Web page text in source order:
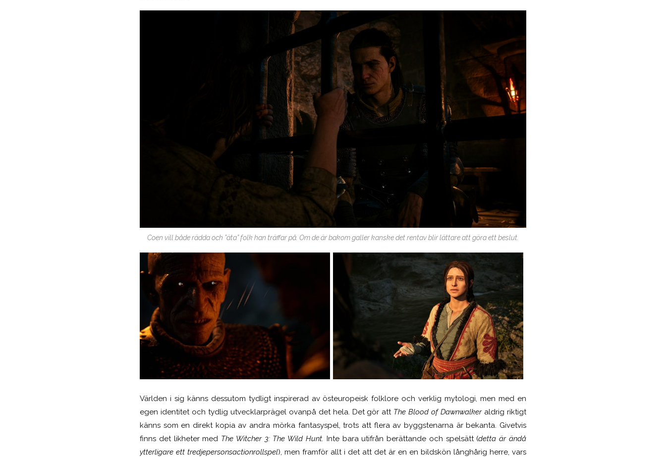
Coen vill både rädda och ”äta” folk han träffar på. Om de är bakom galler kanske det rentav blir lättare att göra ett beslut.
Världen i sig känns dessutom tydligt inspirerad av östeuropeisk folklore och verklig mytologi, men med en
egen identitet och tydlig utvecklarprägel ovanpå det hela. Det gör att The Blood of Dawnwalkeraldrig riktigt
känns som en direkt kopia av andra mörka fantasyspel, trots att flera av byggstenarna är bekanta. Givetvis
finns det likheter med The Witcher 3: The Wild Hunt. Inte bara utifrån berättande och spelsätt (detta är ändå
ytterligare ett tredjepersonsactionrollspel), men framför allt i det att det är en en bildskön långhårig herre, vars